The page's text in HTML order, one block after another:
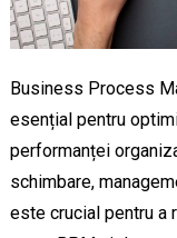
Business Process
esențial pentru
performanței
schimbare,
este crucial pentru a